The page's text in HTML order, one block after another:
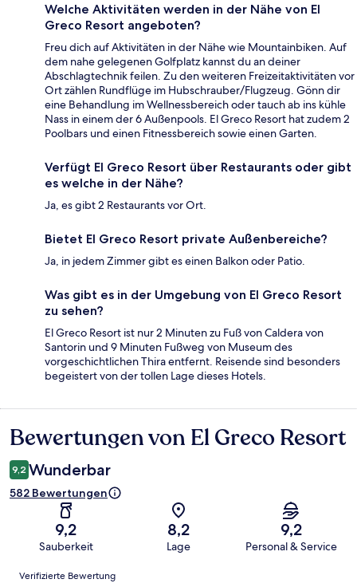
Welche Aktivitäten werden in der Nähe von El
Greco Resort angeboten?
Freu dich auf Aktivitäten in der Nähe wie Mountainbiken. Auf
dem nahe gelegenen Golfplatz kannst du an deiner
Abschlagtechnik feilen. Zu den weiteren Freizeitaktivitäten vor
Ort zählen Rundflüge im Hubschrauber/Flugzeug. Gönn dir
eine Behandlung im Wellnessbereich oder tauch ab ins kühle
Nass in einem der 6 Außenpools. El Greco Resort hat zudem 2
Poolbars und einen Fitnessbereich sowie einen Garten.
Verfügt El Greco Resort über Restaurants oder gibt
es welche in der Nähe?
Ja, es gibt 2 Restaurants vor Ort.
Bietet El Greco Resort private Außenbereiche?
Ja, in jedem Zimmer gibt es einen Balkon oder Patio.
Was gibt es in der Umgebung von El Greco Resort
zu sehen?
El Greco Resort ist nur 2 Minuten zu Fuß von Caldera von
Santorin und 9 Minuten Fußweg von Museum des
vorgeschichtlichen Thira entfernt. Reisende sind besonders
begeistert von der tollen Lage dieses Hotels.
Bewertungen
Bewertungen von El Greco Resort
9,2 Wunderbar
582 Bewertungen
9,2
Sauberkeit
8,2
Lage
9,2
Personal & Service
Bewertungen
Verifizierte Bewertung